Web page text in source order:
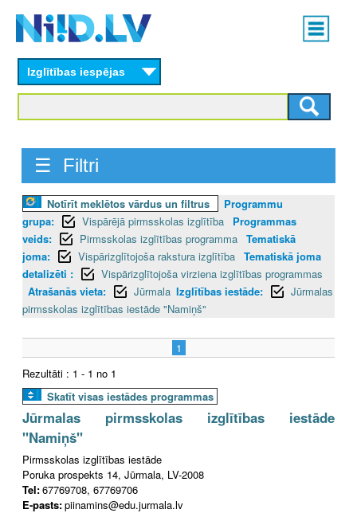
content
Main
menu
Izglītības iespējas
☰ Filtri
Notīrīt meklētos vārdus un filtrus
Programmu
grupa:
Vispārējā pirmsskolas izglītība
Programmas
veids:
Pirmsskolas izglītības programma Tematiskā
joma:
Vispārizglītojoša rakstura izglītība Tematiskā joma
detalizēti :
Vispārizglītojoša virziena izglītības programmas
Atrašanās vieta:
Jūrmala Izglītības iestāde:
Jūrmalas
pirmsskolas izglītības iestāde "Namiņš"
1
Rezultāti : 1 - 1 no 1
Skatīt visas iestādes programmas
Jūrmalas pirmsskolas izglītības iestāde
"Namiņš"
Pirmsskolas izglītības iestāde
Poruka prospekts 14, Jūrmala, LV-2008
Tel:67769708, 67769706
E-pasts:piinamins@edu.jurmala.lv